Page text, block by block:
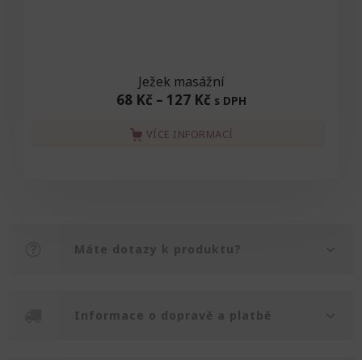
Ježek masážní
68 Kč– 127 Kč s DPH
VÍCE INFORMACÍ
Máte dotazy k produktu?
Informace o dopravě a platbě